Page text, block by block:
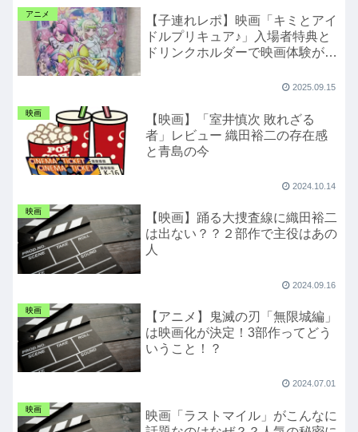
アニメ
【子連れレポ】映画「キミとアイ
ドルプリキュア♪」入場者特典と
ドリンクホルダーで映画体験が最
2025.09.15
映画
【映画】「室井慎次 敗れざる
者」レビュー 織田裕二の存在感
と青島の今
2024.10.14
映画
【映画】踊る大捜査線に織田裕二
は出ない？？２部作で主役はあの
人
2024.09.16
映画
【アニメ】鬼滅の刃「無限城編」
は映画化が決定！3部作ってどう
いうこと！？
2024.07.01
映画
映画「ラストマイル」がこんなに